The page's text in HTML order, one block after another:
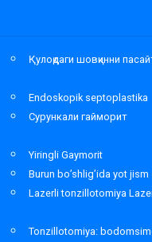
Қулоқдаги шовқинни
Endoskopik septoplastika
Сурункали гайморит
Yiringli Gaymorit
Burun bo’shlig’ida yot
Lazerli tonzillotomiya
Tonzillotomiya: